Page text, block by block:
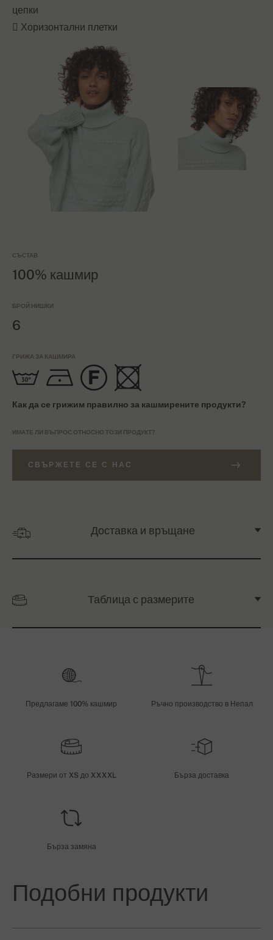
цепки
 Хоризонтални плетки
СЪСТАВ
100% кашмир
БРОЙ НИШКИ
6
ГРИЖА ЗА КАШМИРА
Как да се грижим правилно за кашмирените продукти?
ИМАТЕ ЛИ ВЪПРОС ОТНОСНО ТОЗИ ПРОДУКТ?
СВЪРЖЕТЕ СЕ С НАС
Доставка и връщане
Таблица с размерите
Предлагаме 100% кашмир Ръчно производство в Непал
Размери от XS до XXXXL Бърза доставка
Бърза замяна
Подобни продукти